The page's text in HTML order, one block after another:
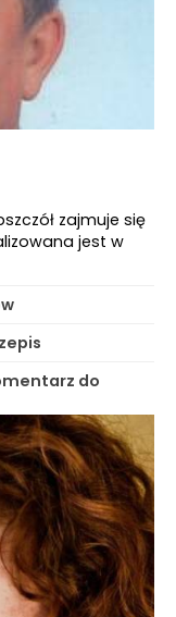
zajmuje się
jest w
do